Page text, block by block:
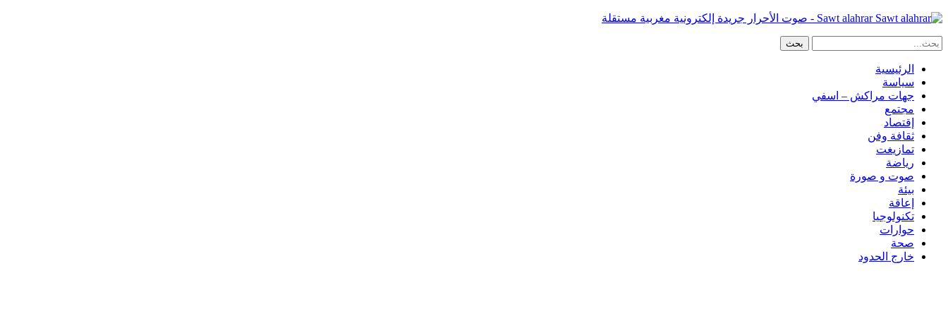
Sawt alahrar - صوت الأحرار جريدة إلكترونية مغربية مستقلة
الرئيسية
سياسة
جهات مراكش – اسفي
مجتمع
إقتصاد
ثقافة وفن
تمازيغت
رياضة
صوت و صورة
بيئة
إعاقة
تكنولوجيا
حوارات
صحة
خارج الحدود